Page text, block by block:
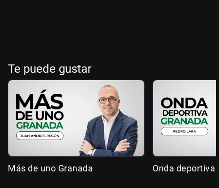
Te puede gustar
Más de uno Granada Onda deportiva